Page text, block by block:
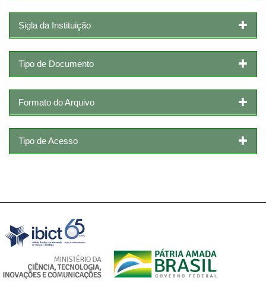
Sigla da Instituição
Tipo de Documento
Formato do Arquivo
Tipo de Acesso